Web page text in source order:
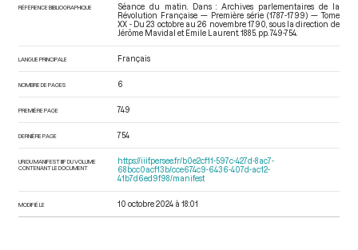
RÉFÉRENCE BIBLIOGRAPHIQUE
Séance du matin. Dans : Archives parlementaires de la
Révolution Française — Première série (1787-1799) — Tome
XX - Du 23 octobre au 26 novembre 1790 , sous la direction de
Jérôme Mavidal et Emile Laurent. 1885. pp. 749-754.
LANGUE PRINCIPALE Français
NOMBRE DE PAGES 6
PREMIÈRE PAGE 749
DERNIÈRE PAGE 754
URI DU MANIFEST IIIF DU VOLUME
CONTENANT LE DOCUMENT
https://iiif.persee.fr/b0e2cf11-597c-427d-8ac7-
68bcc0acf13b/cce674c9-6436-407d-ac12-
41b7d6ed9f98/manifest
MODIFIÉ LE 10 octobre 2024 à 18:01